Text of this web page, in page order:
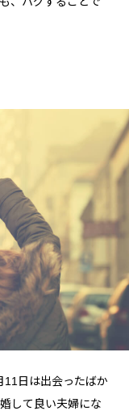
11日は出会ったばか
して良い夫婦にな